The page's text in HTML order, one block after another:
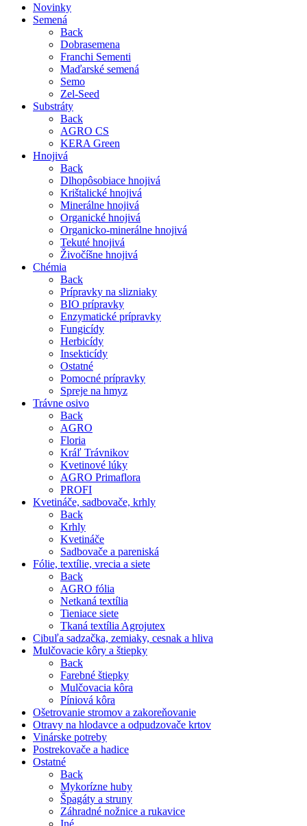
Novinky
Semená
Back
Dobrasemena
Franchi Sementi
Maďarské semená
Semo
Zel-Seed
Substráty
Back
AGRO CS
KERA Green
Hnojivá
Back
Dlhopôsobiace hnojivá
Krištalické hnojivá
Minerálne hnojivá
Organické hnojivá
Organicko-minerálne hnojivá
Tekuté hnojivá
Živočíšne hnojivá
Chémia
Back
Prípravky na slizniaky
BIO prípravky
Enzymatické prípravky
Fungicídy
Herbicídy
Insekticídy
Ostatné
Pomocné prípravky
Spreje na hmyz
Trávne osivo
Back
AGRO
Floria
Kráľ Trávnikov
Kvetinové lúky
AGRO Primaflora
PROFI
Kvetináče, sadbovače, krhly
Back
Krhly
Kvetináče
Sadbovače a pareniská
Fólie, textílie, vrecia a siete
Back
AGRO fólia
Netkaná textília
Tieniace siete
Tkaná textília Agrojutex
Cibuľa sadzačka, zemiaky, cesnak a hliva
Mulčovacie kôry a štiepky
Back
Farebné štiepky
Mulčovacia kôra
Píniová kôra
Ošetrovanie stromov a zakoreňovanie
Otravy na hlodavce a odpudzovače krtov
Vinárske potreby
Postrekovače a hadice
Ostatné
Back
Mykorízne huby
Špagáty a struny
Záhradné nožnice a rukavice
Iné